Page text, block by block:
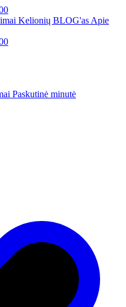
Kelionių BLOG'as Apie
Paskutinė minutė